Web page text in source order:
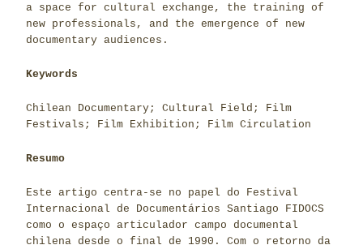
a space for cultural exchange, the training of
new professionals, and the emergence of new
documentary audiences.
Keywords
Chilean Documentary; Cultural Field; Film
Festivals; Film Exhibition; Film Circulation
Resumo
Este artigo centra-se no papel do Festival
Internacional de Documentários Santiago FIDOCS
como o espaço articulador campo documental
chilena desde o final de 1990. Com o retorno da